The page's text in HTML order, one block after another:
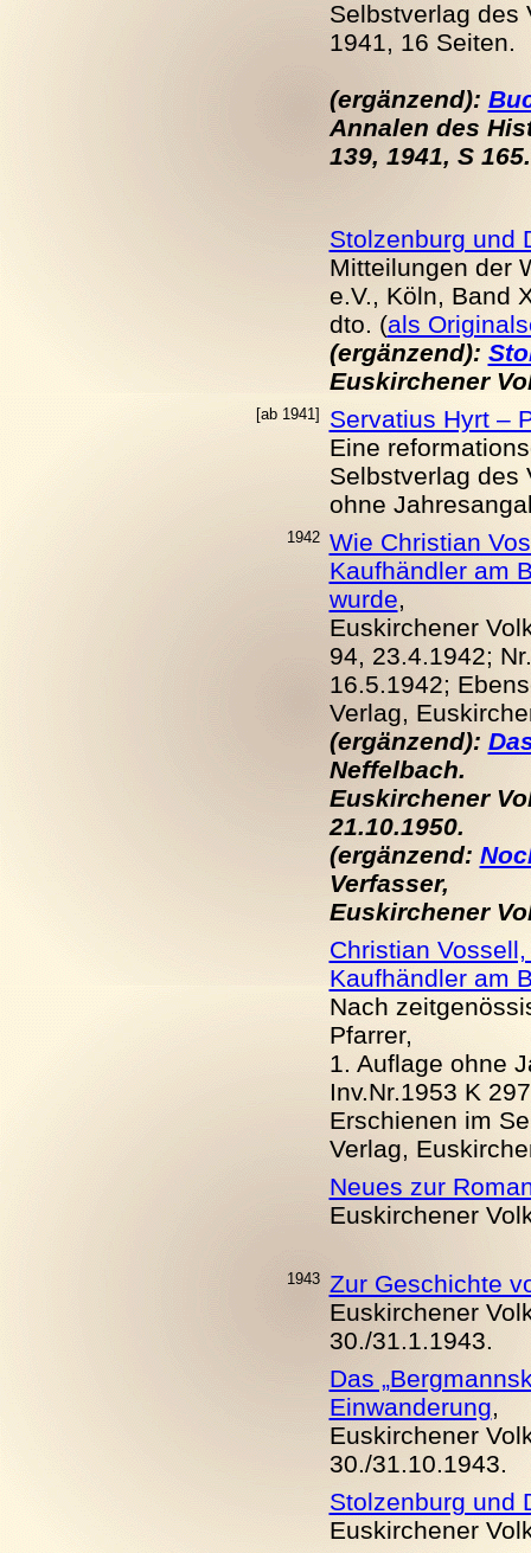
Selbstverlag des
1941, 16 Seiten.
(ergänzend):
Annalen des
139, 1941, S 165.
Stolzenburg und
Mitteilungen der
e.V., Köln, Band
dto. (als
(ergänzend):
Euskirchener
[ab 1941]
Servatius Hyrt –
Eine
Selbstverlag des
ohne
1942 Wie Christian
Kaufhändler am
wurde,
Euskirchener
94, 23.4.1942;
16.5.1942;
Verlag,
(ergänzend):
Neffelbach.
Euskirchener
21.10.1950.
(ergänzend:
Verfasser,
Euskirchener
Christian
Kaufhändler am
Nach
Pfarrer,
1. Auflage ohne
Inv.Nr.1953 K
Erschienen im
Verlag,
Neues zur
Euskirchener
1943 Zur Geschichte
Euskirchener
30./31.1.1943.
Das
Einwanderung,
Euskirchener
30./31.10.1943.
Stolzenburg und
Euskirchener